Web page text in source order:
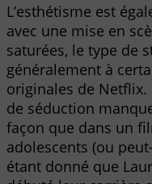
L’esthétisme est
avec une mise en
saturées, le type de
généralement à
originales de
de séduction
façon que dans un
adolescents (ou
étant donné que